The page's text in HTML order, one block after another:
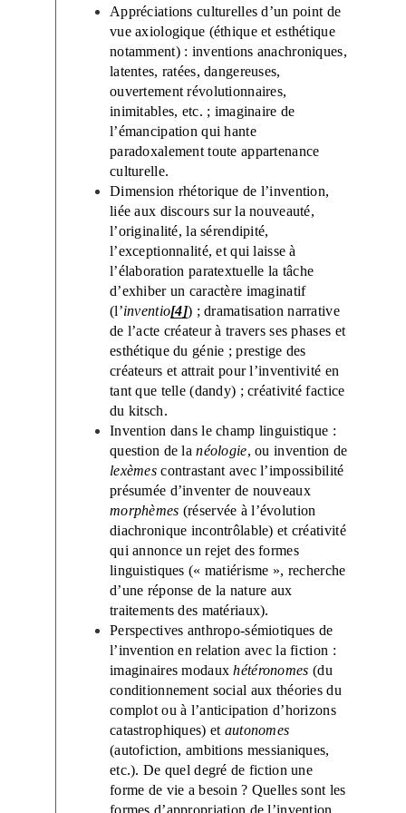
Appréciations culturelles d’un point de
vue axiologique (éthique et esthétique
notamment) : inventions anachroniques,
latentes, ratées, dangereuses,
ouvertement révolutionnaires,
inimitables, etc. ; imaginaire de
l’émancipation qui hante
paradoxalement toute appartenance
culturelle.
Dimension rhétorique de l’invention,
liée aux discours sur la nouveauté,
l’originalité, la sérendipité,
l’exceptionnalité, et qui laisse à
l’élaboration paratextuelle la tâche
d’exhiber un caractère imaginatif
(l’inventio[4]) ; dramatisation narrative
de l’acte créateur à travers ses phases et
esthétique du génie ; prestige des
créateurs et attrait pour l’inventivité en
tant que telle (dandy) ; créativité factice
du kitsch.
Invention dans le champ linguistique :
question de lanéologie, ou invention de
lexèmescontrastant avec l’impossibilité
présumée d’inventer de nouveaux
morphèmes (réservée à l’évolution
diachronique incontrôlable) et créativité
qui annonce un rejet des formes
linguistiques (« matiérisme », recherche
d’une réponse de la nature aux
traitements des matériaux).
Perspectives anthropo-sémiotiques de
l’invention en relation avec la fiction :
imaginaires modauxhétéronomes (du
conditionnement social aux théories du
complot ou à l’anticipation d’horizons
catastrophiques) et autonomes
(autofiction, ambitions messianiques,
etc.). De quel degré de fiction une
forme de vie a besoin ? Quelles sont les